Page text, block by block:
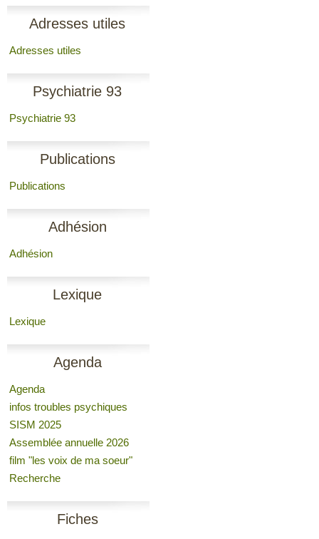
Adresses utiles
Adresses utiles
Psychiatrie 93
Psychiatrie 93
Publications
Publications
Adhésion
Adhésion
Lexique
Lexique
Agenda
Agenda
infos troubles psychiques
SISM 2025
Assemblée annuelle 2026
film "les voix de ma soeur"
Recherche
Fiches